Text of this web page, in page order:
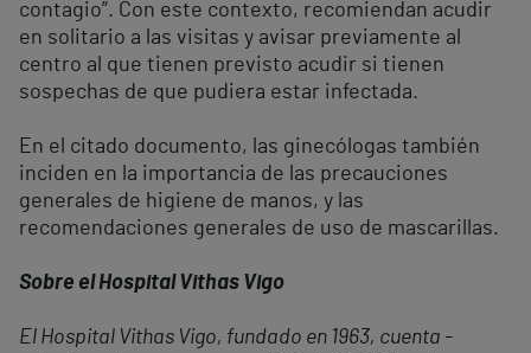
contagio”. Con este contexto, recomiendan acudir
en solitario a las visitas y avisar previamente al
centro al que tienen previsto acudir si tienen
sospechas de que pudiera estar infectada.
En el citado documento, las ginecólogas también
inciden en la importancia de las precauciones
generales de higiene de manos, y las
recomendaciones generales de uso de mascarillas.
Sobre el Hospital Vithas Vigo
El Hospital Vithas Vigo, fundado en 1963, cuenta -